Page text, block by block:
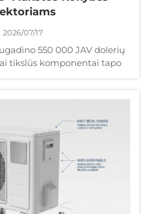
2026/07/17
550 000 JAV dolerių
tikslūs komponentai tapo
klientu. Įvadas: Kodėl
už tikslų komponentų
kartų didesnę kainą...